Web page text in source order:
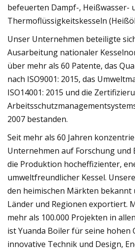
befeuerten Dampf-, Heißwasser-
Thermoflüssigkeitskesseln
Unser Unternehmen beteiligte
Ausarbeitung nationaler
über mehr als 60 Patente, das
nach ISO9001: 2015, das
ISO14001: 2015 und die
2007 bestanden.
Seit mehr als 60 Jahren
Unternehmen auf Forschung und
die Produktion hocheffizienter,
umweltfreundlicher Kessel.
den heimischen Märkten bekannt
Länder und Regionen exportiert.
mehr als 100.000 Projekten in
ist Yuanda Boiler für seine hohen
innovative Technik und Design,